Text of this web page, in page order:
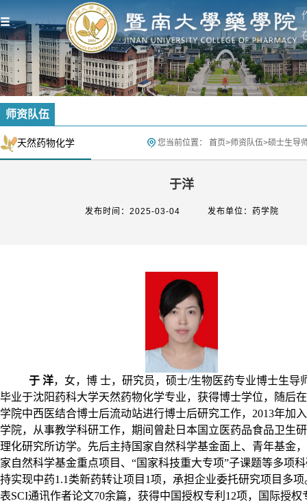
师资队伍
天然药物化学 您当前位置： 首页>师资队伍>硕士生导
于洋
发布时间：2025-03-04 发布单位：药学院
于 洋，女，博 士，研究员，硕士/生物医药专业博士生导
毕业于沈阳药科大学天然药物化学专业，获得博士学位，随后
学院中西医结合博士后流动站进行博士后研究工作， 2013年加
学院，从事教学科研工作，期间曾赴日本国立医药品食品卫生
理化研究所访学。先后主持国家自然科学基金面上、青年基金
家自然科学基金重点项目、“国家科技重大专项”子课题等多项
持实现中药1.1类新药转让项目 1项，承担企业委托研究项目多
表SCI通讯作者论文70余篇，获得中国授权专利 12项，国际授权